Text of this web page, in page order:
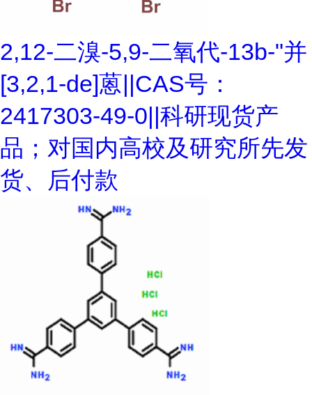
2,12-二溴-5,9-二氧代-13b-"并
[3,2,1-de]蒽||CAS号：
2417303-49-0||科研现货产
品；对国内高校及研究所先发
货、后付款